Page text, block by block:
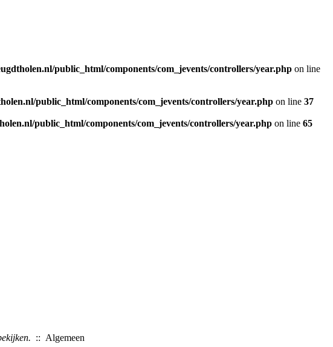
public_html/components/com_jevents/controllers/year.php on line
public_html/components/com_jevents/controllers/year.php on line 37
public_html/components/com_jevents/controllers/year.php on line 65
:: Algemeen